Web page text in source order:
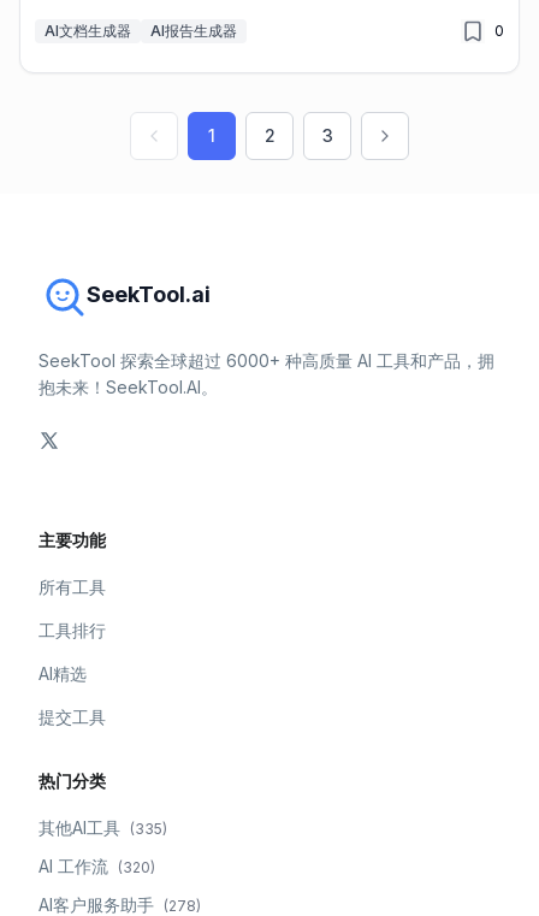
AI文档生成器 AI报告生成器 0
1 2 3
SeekTool.ai
SeekTool 探索全球超过 6000+ 种高质量 AI 工具和产品，拥
抱未来！SeekTool.AI。
主要功能
所有工具
工具排行
AI精选
提交工具
热门分类
其他AI工具 (335)
AI 工作流 (320)
AI客户服务助手 (278)